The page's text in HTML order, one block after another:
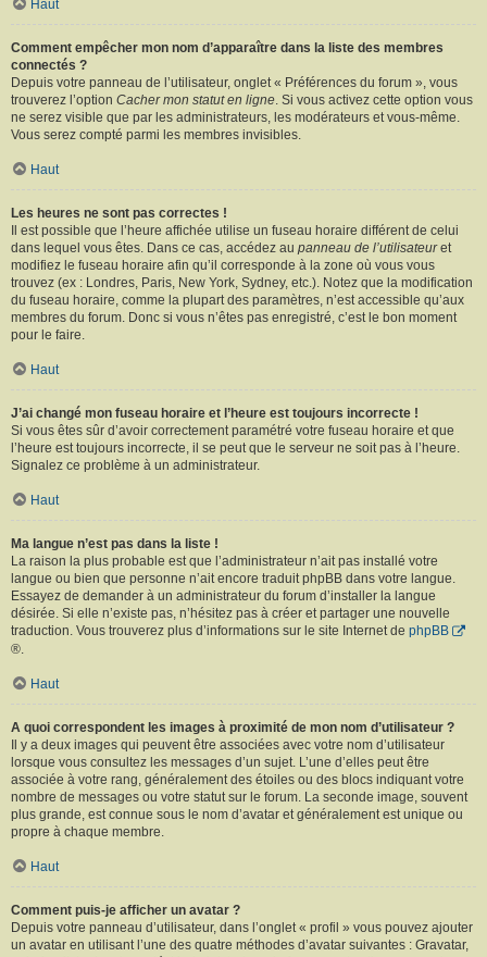
Haut
Comment empêcher mon nom d’apparaître dans la liste des membres
connectés ?
Depuis votre panneau de l’utilisateur, onglet « Préférences du forum », vous
trouverez l’option Cacher mon statut en ligne. Si vous activez cette option vous
ne serez visible que par les administrateurs, les modérateurs et vous-même.
Vous serez compté parmi les membres invisibles.
Haut
Les heures ne sont pas correctes !
Il est possible que l’heure affichée utilise un fuseau horaire différent de celui
dans lequel vous êtes. Dans ce cas, accédez au panneau de l’utilisateuret
modifiez le fuseau horaire afin qu’il corresponde à la zone où vous vous
trouvez (ex : Londres, Paris, New York, Sydney, etc.). Notez que la modification
du fuseau horaire, comme la plupart des paramètres, n’est accessible qu’aux
membres du forum. Donc si vous n’êtes pas enregistré, c’est le bon moment
pour le faire.
Haut
J’ai changé mon fuseau horaire et l’heure est toujours incorrecte !
Si vous êtes sûr d’avoir correctement paramétré votre fuseau horaire et que
l’heure est toujours incorrecte, il se peut que le serveur ne soit pas à l’heure.
Signalez ce problème à un administrateur.
Haut
Ma langue n’est pas dans la liste !
La raison la plus probable est que l’administrateur n’ait pas installé votre
langue ou bien que personne n’ait encore traduit phpBB dans votre langue.
Essayez de demander à un administrateur du forum d’installer la langue
désirée. Si elle n’existe pas, n’hésitez pas à créer et partager une nouvelle
traduction. Vous trouverez plus d’informations sur le site Internet de phpBB
®.
Haut
A quoi correspondent les images à proximité de mon nom d’utilisateur ?
Il y a deux images qui peuvent être associées avec votre nom d’utilisateur
lorsque vous consultez les messages d’un sujet. L’une d’elles peut être
associée à votre rang, généralement des étoiles ou des blocs indiquant votre
nombre de messages ou votre statut sur le forum. La seconde image, souvent
plus grande, est connue sous le nom d’avatar et généralement est unique ou
propre à chaque membre.
Haut
Comment puis-je afficher un avatar ?
Depuis votre panneau d’utilisateur, dans l’onglet « profil » vous pouvez ajouter
un avatar en utilisant l’une des quatre méthodes d’avatar suivantes : Gravatar,